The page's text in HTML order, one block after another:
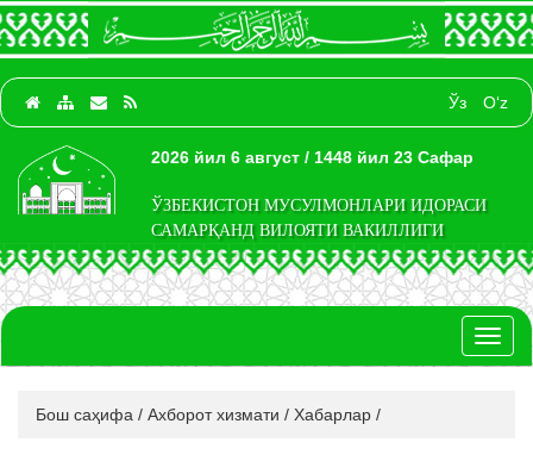
Ўз O‘z
2026 йил 6 август / 1448 йил 23 Сафар
ЎЗБЕКИСТОН МУСУЛМОНЛАРИ ИДОРАСИ
САМАРҚАНД ВИЛОЯТИ ВАКИЛЛИГИ
Бош саҳифа / Ахборот хизмати / Хабарлар /